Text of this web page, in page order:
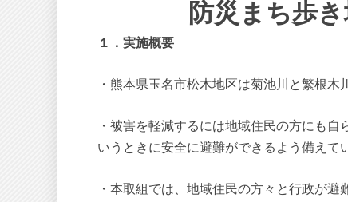
防災まち歩
１．実施概要
・熊本県玉名市松木地区は菊池川と繁根
・被害を軽減するには地域住民の方にも
いうときに安全に避難ができるよう備えて
・本取組では、地域住民の方々と行政が